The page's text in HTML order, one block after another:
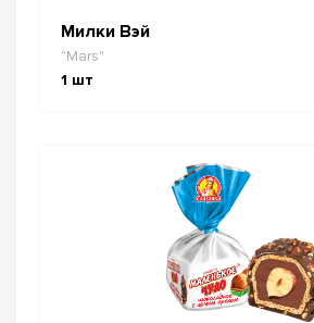
Милки Вэй
"Mars"
1 шт